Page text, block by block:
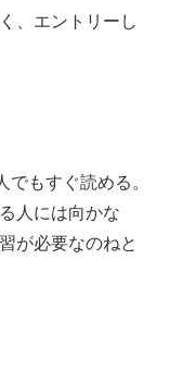
、エントリーし
もすぐ読める。
人には向かな
が必要なのねと